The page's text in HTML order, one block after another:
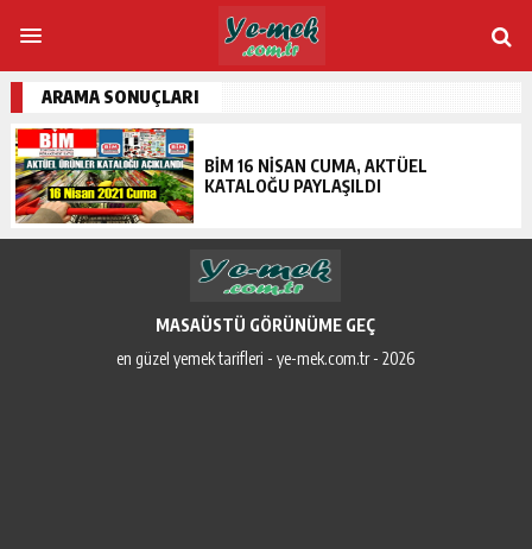
ARAMA SONUÇLARI
BIM 16 NISAN CUMA, AKTÜEL
KATALOĞU PAYLAŞILDI
MASAÜSTÜ GÖRÜNÜME GEÇ
en güzel yemek tarifleri - ye-mek.com.tr - 2026